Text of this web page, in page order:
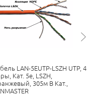
LAN-5EUTP-LSZH UTP, 4
Кат. 5e, LSZH,
305м В Кат.,